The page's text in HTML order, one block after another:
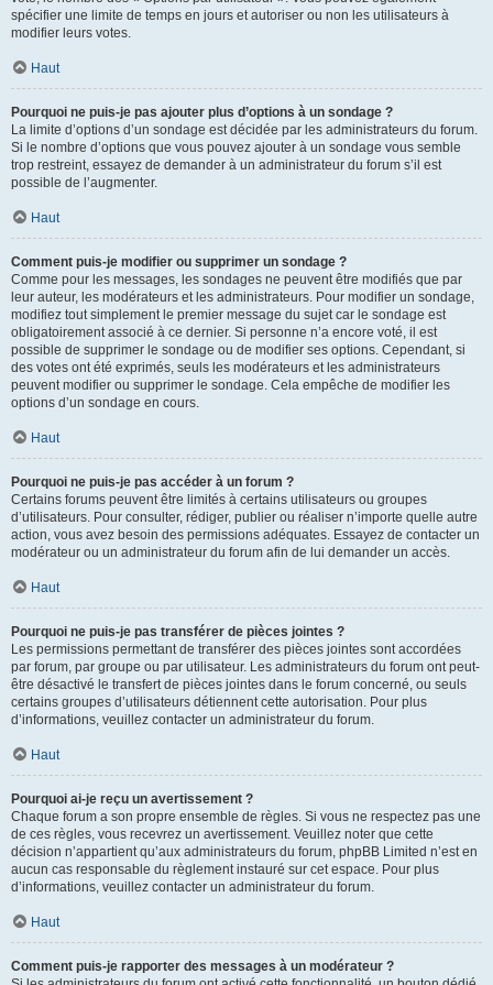
spécifier une limite de temps en jours et autoriser ou non les utilisateurs à
modifier leurs votes.
Haut
Pourquoi ne puis-je pas ajouter plus d’options à un sondage ?
La limite d’options d’un sondage est décidée par les administrateurs du forum.
Si le nombre d’options que vous pouvez ajouter à un sondage vous semble
trop restreint, essayez de demander à un administrateur du forum s’il est
possible de l’augmenter.
Haut
Comment puis-je modifier ou supprimer un sondage ?
Comme pour les messages, les sondages ne peuvent être modifiés que par
leur auteur, les modérateurs et les administrateurs. Pour modifier un sondage,
modifiez tout simplement le premier message du sujet car le sondage est
obligatoirement associé à ce dernier. Si personne n’a encore voté, il est
possible de supprimer le sondage ou de modifier ses options. Cependant, si
des votes ont été exprimés, seuls les modérateurs et les administrateurs
peuvent modifier ou supprimer le sondage. Cela empêche de modifier les
options d’un sondage en cours.
Haut
Pourquoi ne puis-je pas accéder à un forum ?
Certains forums peuvent être limités à certains utilisateurs ou groupes
d’utilisateurs. Pour consulter, rédiger, publier ou réaliser n’importe quelle autre
action, vous avez besoin des permissions adéquates. Essayez de contacter un
modérateur ou un administrateur du forum afin de lui demander un accès.
Haut
Pourquoi ne puis-je pas transférer de pièces jointes ?
Les permissions permettant de transférer des pièces jointes sont accordées
par forum, par groupe ou par utilisateur. Les administrateurs du forum ont peut-
être désactivé le transfert de pièces jointes dans le forum concerné, ou seuls
certains groupes d’utilisateurs détiennent cette autorisation. Pour plus
d’informations, veuillez contacter un administrateur du forum.
Haut
Pourquoi ai-je reçu un avertissement ?
Chaque forum a son propre ensemble de règles. Si vous ne respectez pas une
de ces règles, vous recevrez un avertissement. Veuillez noter que cette
décision n’appartient qu’aux administrateurs du forum, phpBB Limited n’est en
aucun cas responsable du règlement instauré sur cet espace. Pour plus
d’informations, veuillez contacter un administrateur du forum.
Haut
Comment puis-je rapporter des messages à un modérateur ?